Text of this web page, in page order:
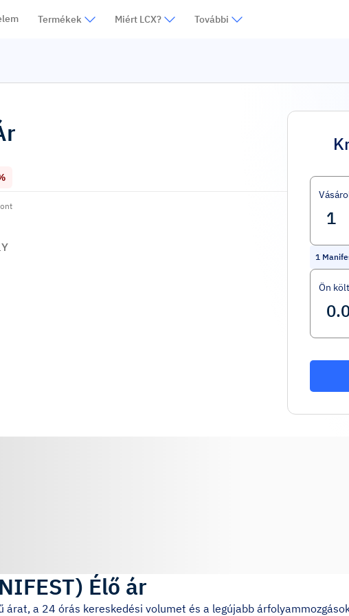
Termékek Miért LCX? További
1
Ön
) Élő ár
árat, a 24 órás kereskedési volumet és a legújabb